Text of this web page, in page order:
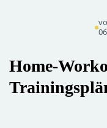
Home-